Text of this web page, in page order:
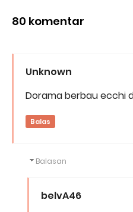
80 komentar
Unknown
Dorama berbau ecchi
Balas
Balasan
belvA46